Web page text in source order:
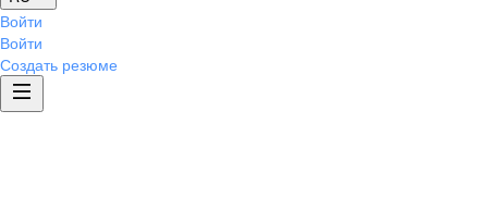
Войти
Войти
Создать резюме